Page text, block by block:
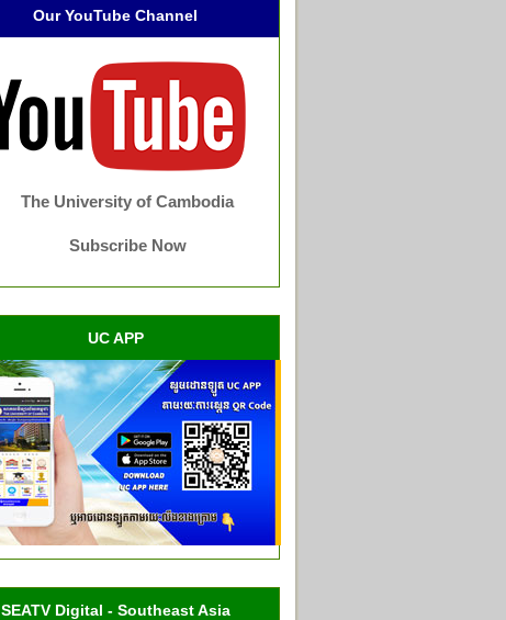
Our YouTube Channel
The University of Cambodia
Subscribe Now
UC APP
SEATV Digital - Southeast Asia